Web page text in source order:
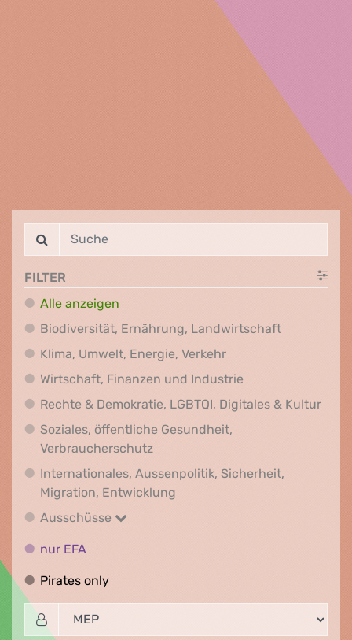
FILTER
Alle anzeigen
Biodiversität, Ernährung, Landwirtschaft
Klima, Umwelt, Energie, VerkehrKlima, Umwelt,
Wirtschaft, Finanzen und IndustrieWirtschaft,
Rechte & Demokratie, LGBTQI, Digitales & Kultur
Soziales, öffentliche Gesundheit,
VerbraucherschutzSoziales, öffentliche Gesundheit,
Internationales, Aussenpolitik, Sicherheit,
Migration, Entwicklung
Ausschüsse
Ausschüsse
nur EFA
Pirates onlyPirates only